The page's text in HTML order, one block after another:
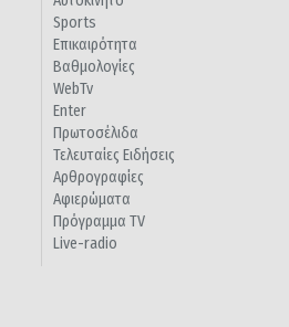
Sports
Επικαιρότητα
Βαθμολογίες
WebTv
Enter
Πρωτοσέλιδα
Τελευταίες Ειδήσεις
Αρθρογραφίες
Αφιερώματα
Πρόγραμμα TV
Live-radio